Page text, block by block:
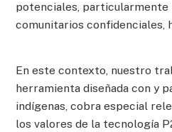
potenciales, particularmente
comunitarios confidenciales,
En este contexto, nuestro
herramienta diseñada con y
indígenas, cobra especial
los valores de la tecnología